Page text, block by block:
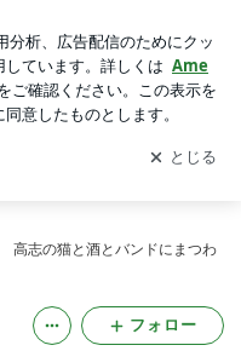
通知
を受け取りまし
開く
高志の猫と酒とバンドにまつわ
フォロー